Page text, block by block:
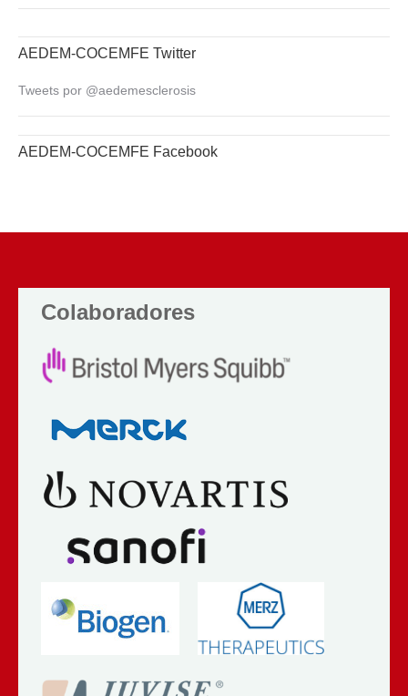
AEDEM-COCEMFE Twitter
Tweets por @aedemesclerosis
AEDEM-COCEMFE Facebook
Colaboradores